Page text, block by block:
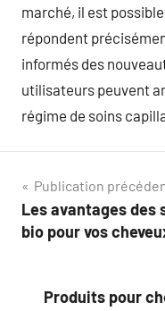
marché, il est
répondent
informés des
utilisateurs peuvent
régime de soins
Navigation
de
Publication
Les avantages
bio pour vos
Produits pour